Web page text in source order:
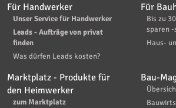
Für Handwerker
Unser Service für Handwerker
Leads - Aufträge von privat
finden
Was dürfen Leads kosten?
Für
Bis zu
sparen -
Haus-
Marktplatz - Produkte für
den Heimwerker
zum Marktplatz
Bau-